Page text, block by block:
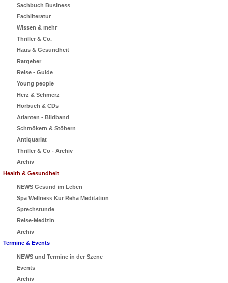
Sachbuch Business
Fachliteratur
Wissen & mehr
Thriller & Co.
Haus & Gesundheit
Ratgeber
Reise - Guide
Young people
Herz & Schmerz
Hörbuch & CDs
Atlanten - Bildband
Schmökern & Stöbern
Antiquariat
Thriller & Co - Archiv
Archiv
Health & Gesundheit
NEWS Gesund im Leben
Spa Wellness Kur Reha Meditation
Sprechstunde
Reise-Medizin
Archiv
Termine & Events
NEWS und Termine in der Szene
Events
Archiv